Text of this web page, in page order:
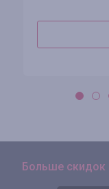
Больше скидок